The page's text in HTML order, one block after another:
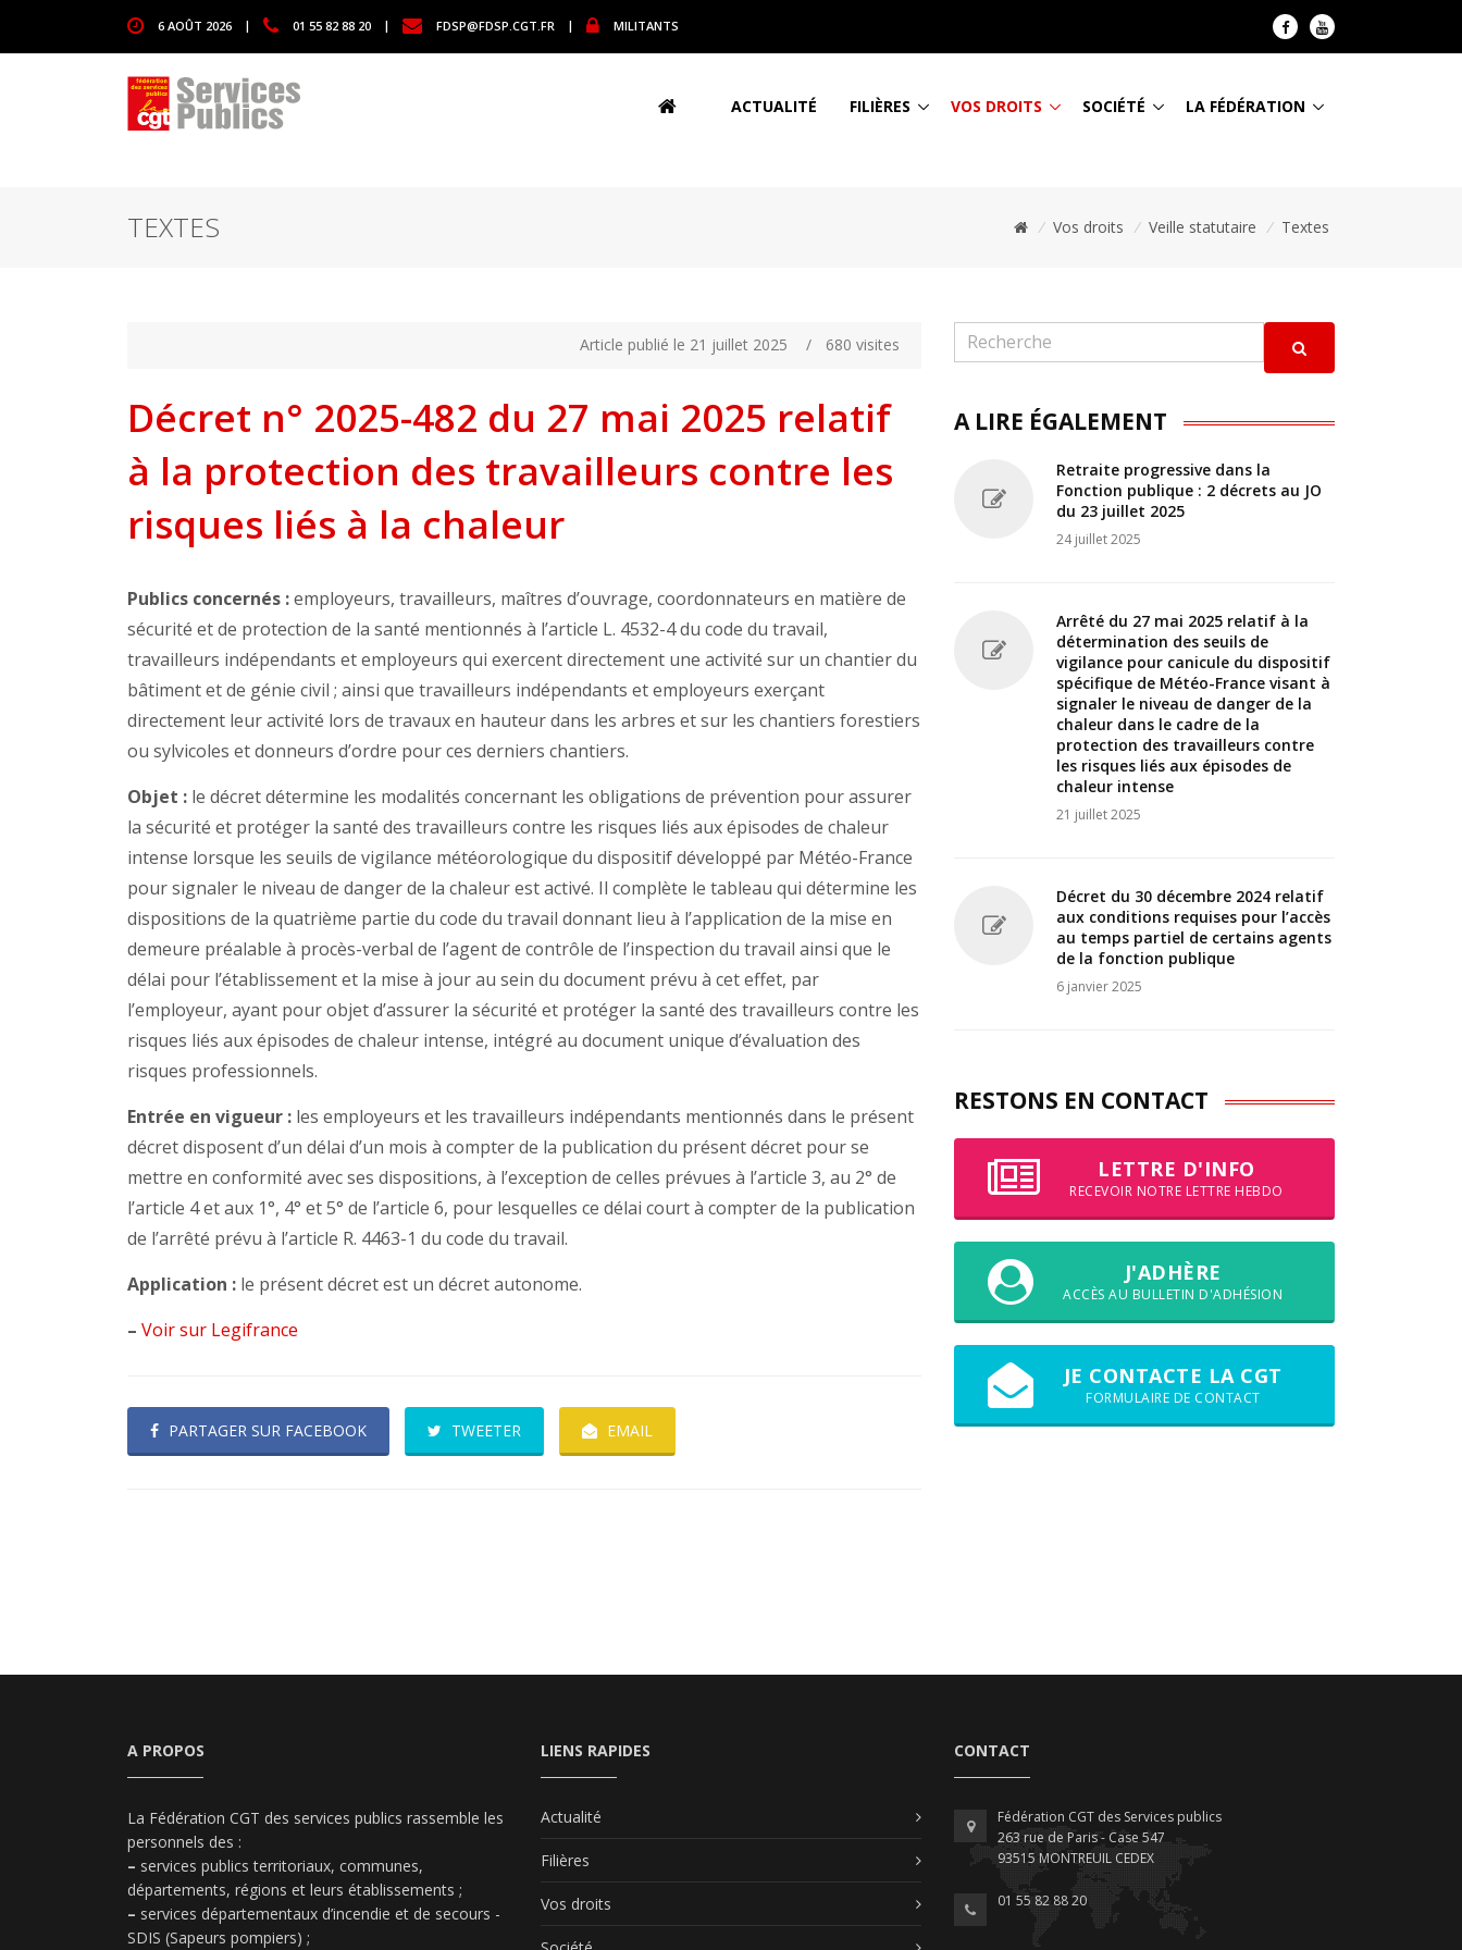
6 AOÛT 2026 | 01 55 82 88 20 | FDSP@FDSP.CGT.FR | MILITANTS
ACTUALITÉ FILIÈRES VOS DROITS SOCIÉTÉ LA FÉDÉRATION
TEXTES / Vos droits / Veille statutaire / Textes
Article publié le 21 juillet 2025 / 680 visites
Décret n° 2025-482 du 27 mai 2025 relatif
à la protection des travailleurs contre les
risques liés à la chaleur
Publics concernés :employeurs, travailleurs, maîtres d’ouvrage, coordonnateurs en matière de
sécurité et de protection de la santé mentionnés à l’article L. 4532-4 du code du travail,
travailleurs indépendants et employeurs qui exercent directement une activité sur un chantier du
bâtiment et de génie civil ; ainsi que travailleurs indépendants et employeurs exerçant
directement leur activité lors de travaux en hauteur dans les arbres et sur les chantiers forestiers
ou sylvicoles et donneurs d’ordre pour ces derniers chantiers.
Objet : le décret détermine les modalités concernant les obligations de prévention pour assurer
la sécurité et protéger la santé des travailleurs contre les risques liés aux épisodes de chaleur
intense lorsque les seuils de vigilance météorologique du dispositif développé par Météo-France
pour signaler le niveau de danger de la chaleur est activé. Il complète le tableau qui détermine les
dispositions de la quatrième partie du code du travail donnant lieu à l’application de la mise en
demeure préalable à procès-verbal de l’agent de contrôle de l’inspection du travail ainsi que le
délai pour l’établissement et la mise à jour au sein du document prévu à cet effet, par
l’employeur, ayant pour objet d’assurer la sécurité et protéger la santé des travailleurs contre les
risques liés aux épisodes de chaleur intense, intégré au document unique d’évaluation des
risques professionnels.
Entrée en vigueur : les employeurs et les travailleurs indépendants mentionnés dans le présent
décret disposent d’un délai d’un mois à compter de la publication du présent décret pour se
mettre en conformité avec ses dispositions, à l’exception de celles prévues à l’article 3, au 2° de
l’article 4 et aux 1°, 4° et 5° de l’article 6, pour lesquelles ce délai court à compter de la publication
de l’arrêté prévu à l’article R. 4463-1 du code du travail.
Application : le présent décret est un décret autonome.
– Voir sur Legifrance
PARTAGER SUR FACEBOOK TWEETER EMAIL
A LIRE ÉGALEMENT
Retraite progressive dans la
Fonction publique : 2 décrets au JO
du 23 juillet 2025
24 juillet 2025
Arrêté du 27 mai 2025 relatif à la
détermination des seuils de
vigilance pour canicule du dispositif
spécifique de Météo-France visant à
signaler le niveau de danger de la
chaleur dans le cadre de la
protection des travailleurs contre
les risques liés aux épisodes de
chaleur intense
21 juillet 2025
Décret du 30 décembre 2024 relatif
aux conditions requises pour l’accès
au temps partiel de certains agents
de la fonction publique
6 janvier 2025
RESTONS EN CONTACT
LETTRE D'INFO
RECEVOIR NOTRE LETTRE HEBDO
J'ADHÈRE
ACCÈS AU BULLETIN D'ADHÉSION
JE CONTACTE LA CGT
FORMULAIRE DE CONTACT
A PROPOS
La Fédération CGT des services publics rassemble les
personnels des :
– services publics territoriaux, communes,
départements, régions et leurs établissements ;
– services départementaux d’incendie et de secours -
SDIS (Sapeurs pompiers) ;
LIENS RAPIDES
Actualité
Filières
Vos droits
CONTACT
Fédération CGT des Services publics
263 rue de Paris - Case 547
93515 MONTREUIL CEDEX
01 55 82 88 20